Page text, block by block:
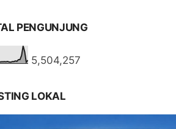
PENGUNJUNG
5,504,257
LOKAL